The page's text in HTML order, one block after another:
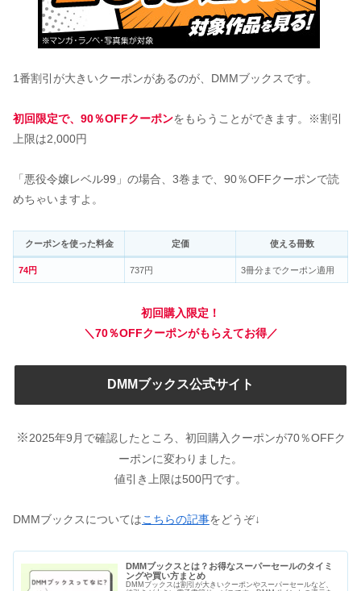
1番割引が大きいクーポンがあるのが、DMMブックスです。
初回限定で、90％OFFクーポンをもらうことができます。※割引
上限は2,000円
「悪役令嬢レベル99」の場合、3巻まで、90％OFFクーポンで読
めちゃいますよ。
クーポンを使った料金 定価 使える冊数
74円 737円 3冊分までクーポン適用
初回購入限定！
＼70％OFFクーポンがもらえてお得／
DMMブックス公式サイト
※2025年9月で確認したところ、初回購入クーポンが70％OFFク
ーポンに変わりました。
値引き上限は500円です。
DMMブックスについてはこちらの記事をどうぞ↓
DMMブックスとは？お得なスーパーセールのタイミ
ングや買い方まとめ
DMMブックスは割引が大きいクーポンやスーパーセールなど、